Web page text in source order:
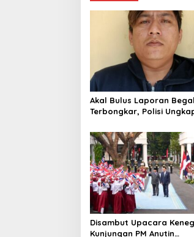
Akal Bulus Laporan
Terbongkar, Polisi
untuk Crypto
Disambut Upacara
Kunjungan PM Anutin